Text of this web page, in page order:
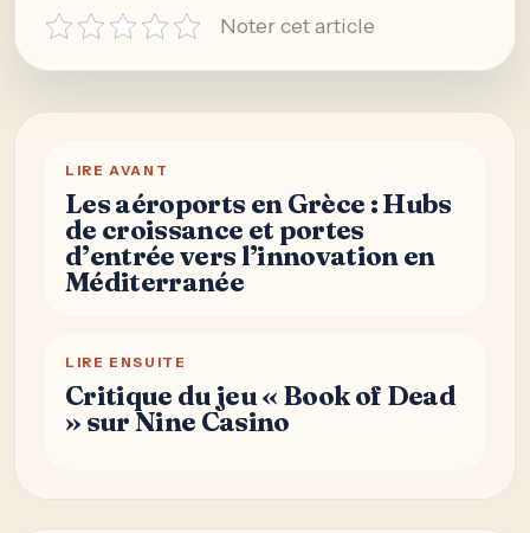
Noter cet article
LIRE AVANT
Les aéroports en Grèce : Hubs
de croissance et portes
d’entrée vers l’innovation en
Méditerranée
LIRE ENSUITE
Critique du jeu « Book of Dead
» sur Nine Casino